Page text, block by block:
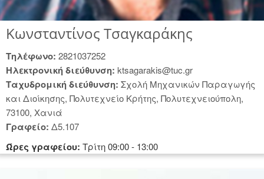
Κωνσταντίνος Τσαγκαράκης
Tηλέφωνο: 2821037252
Hλεκτρονική διεύθυνση: ktsagarakis@tuc.gr
Tαχυδρομική διεύθυνση: Σχολή Μηχανικών Παραγωγής
και Διοίκησης, Πολυτεχνείο Κρήτης, Πολυτεχνειούπολη,
73100, Χανιά
Γραφείο: Δ5.107
Ώρες γραφείου: Τρίτη 09:00 - 13:00